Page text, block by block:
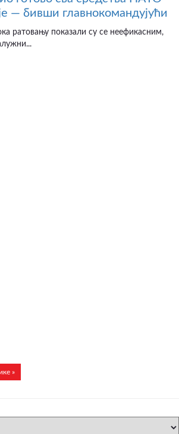
— бивши главнокомандујући
ратовању показали су се неефикасним,
»